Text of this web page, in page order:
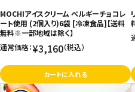
MOCHIアイスクリーム ベルギーチョコレ
ート使用 (2個入り)6袋 [冷凍食品]【送料
無料※一部地域は除く】
通常価格：¥3,160（税込）
カートに入れる